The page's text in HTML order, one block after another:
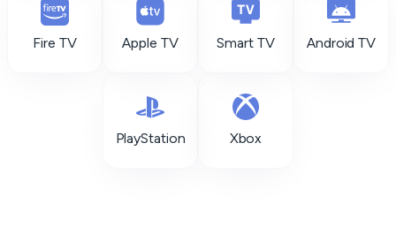
Fire TV Apple TV Smart TV Android TV
PlayStation Xbox